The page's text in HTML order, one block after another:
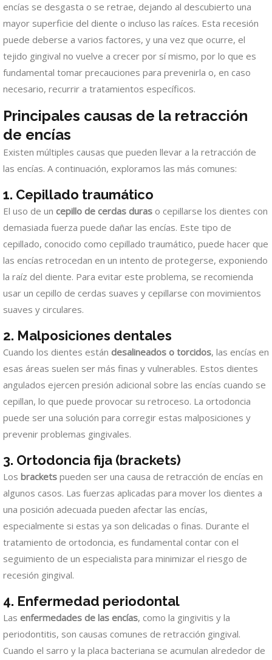
encías se desgasta o se retrae, dejando al descubierto una
mayor superficie del diente o incluso las raíces. Esta recesión
puede deberse a varios factores, y una vez que ocurre, el
tejido gingival no vuelve a crecer por sí mismo, por lo que es
fundamental tomar precauciones para prevenirla o, en caso
necesario, recurrir a tratamientos específicos.
Principales causas de la retracción
de encías
Existen múltiples causas que pueden llevar a la retracción de
las encías. A continuación, exploramos las más comunes:
1. Cepillado traumático
El uso de un cepillo de cerdas duras o cepillarse los dientes con
demasiada fuerza puede dañar las encías. Este tipo de
cepillado, conocido como cepillado traumático, puede hacer que
las encías retrocedan en un intento de protegerse, exponiendo
la raíz del diente. Para evitar este problema, se recomienda
usar un cepillo de cerdas suaves y cepillarse con movimientos
suaves y circulares.
2. Malposiciones dentales
Cuando los dientes están desalineados o torcidos, las encías en
esas áreas suelen ser más finas y vulnerables. Estos dientes
angulados ejercen presión adicional sobre las encías cuando se
cepillan, lo que puede provocar su retroceso. La ortodoncia
puede ser una solución para corregir estas malposiciones y
prevenir problemas gingivales.
3. Ortodoncia fija (brackets)
Los brackets pueden ser una causa de retracción de encías en
algunos casos. Las fuerzas aplicadas para mover los dientes a
una posición adecuada pueden afectar las encías,
especialmente si estas ya son delicadas o finas. Durante el
tratamiento de ortodoncia, es fundamental contar con el
seguimiento de un especialista para minimizar el riesgo de
recesión gingival.
4. Enfermedad periodontal
Las enfermedades de las encías, como la gingivitis y la
periodontitis, son causas comunes de retracción gingival.
Cuando el sarro y la placa bacteriana se acumulan alrededor de